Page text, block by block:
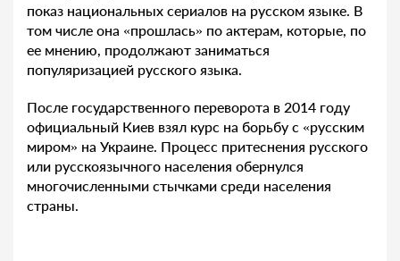
показ национальных сериалов на русском языке. В
том числе она «прошлась» по актерам, которые, по
ее мнению, продолжают заниматься
популяризацией русского языка.
После государственного переворота в 2014 году
официальный Киев взял курс на борьбу с «русским
миром» на Украине. Процесс притеснения русского
или русскоязычного населения обернулся
многочисленными стычками среди населения
страны.